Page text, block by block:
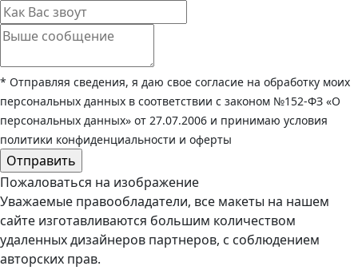
* Отправляя сведения, я даю свое согласие на обработку моих
персональных данных в соответствии с законом №152-ФЗ «О
персональных данных» от 27.07.2006 и принимаю условия
политики конфиденциальности и оферты
Пожаловаться на изображение
Уважаемые правообладатели, все макеты на нашем
сайте изготавливаются большим количеством
удаленных дизайнеров партнеров, с соблюдением
авторских прав.